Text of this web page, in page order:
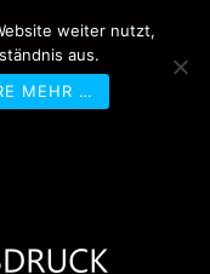
1 - 5 60314
weiter nutzt,
aus.
MEHR …